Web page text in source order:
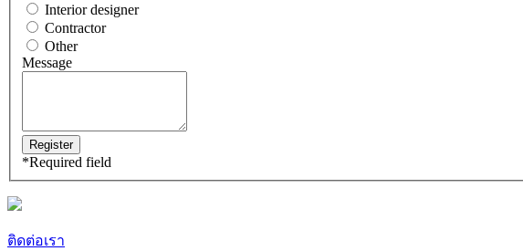
Interior designer
Contractor
Other
Message
*Required field
ติดต่อเรา